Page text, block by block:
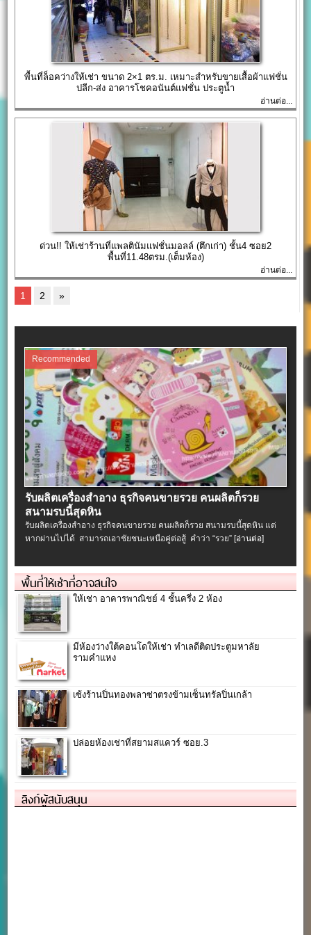
พื้นที่ล็อคว่างให้เช่า ขนาด 2×1 ตร.ม. เหมาะสำหรับขายเสื้อผ้าแฟชั่น
ปลีก-ส่ง อาคารโชคอนันต์แฟชั่น ประตูน้ำ
อ่านต่อ...
ด่วน!! ให้เช่าร้านที่แพลตินัมแฟชั่นมอลล์ (ตึกเก่า) ชั้น4 ซอย2
พื้นที่11.48ตรม.(เต็มห้อง)
อ่านต่อ...
1 2 »
Recommended
รับผลิตเครื่องสําอาง ธุรกิจคนขายรวย คนผลิตก็รวย
สนามรบนี้สุดหิน
รับผลิตเครื่องสําอาง ธุรกิจคนขายรวย คนผลิตก็รวย สนามรบนี้สุดหิน แต่
หากผ่านไปได้ สามารถเอาชัยชนะเหนือคู่ต่อสู้ คำว่า “รวย”[อ่านต่อ]
พื้นที่ให้เช่าที่อาจสนใจ
ให้เช่า อาคารพาณิชย์ 4 ชั้นครึ่ง 2 ห้อง
มีห้องว่างใต้คอนโดให้เช่า ทำเลดีติดประตูมหาลัย
รามคำแหง
เซ้งร้านปิ่นทองพลาซ่าตรงข้ามเซ็นทรัลปิ่นเกล้า
ปล่อยห้องเช่าที่สยามสแควร์ ซอย.3
ลิงก์ผู้สนับสนุน